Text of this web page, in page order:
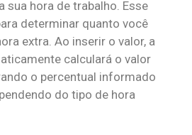
sua hora de trabalho. Esse
determinar quanto você
extra. Ao inserir o valor, a
calculará o valor
o percentual informado
do tipo de hora